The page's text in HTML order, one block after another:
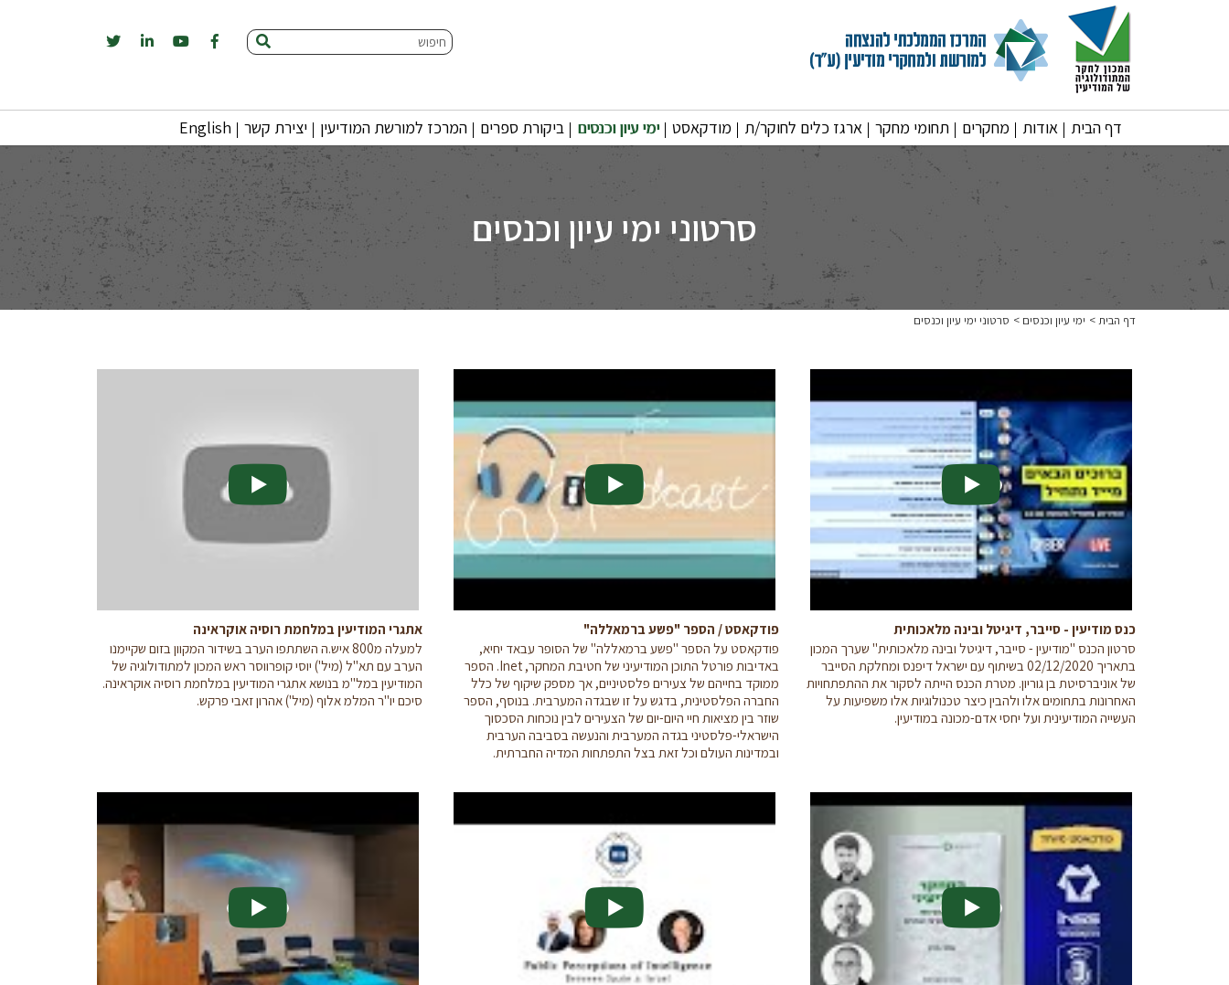
חיפוש
דף הבית אודות מחקרים תחומי מחקר ארגז כלים לחוקר/ת מודקאסט ימי עיון וכנסים ביקורת ספרים המרכז למורשת המודיעין יצירת קשר English
סרטוני ימי עיון וכנסים
דף הבית ימי עיון וכנסים סרטוני ימי עיון וכנסים
כנס מודיעין - סייבר, דיגיטל ובינה מלאכותית
סרטון הכנס "מודיעין - סייבר, דיגיטל ובינה מלאכותית" שערך המכון
בתאריך 02/12/2020 בשיתוף עם ישראל דיפנס ומחלקת הסייבר
של אוניברסיטת בן גוריון. מטרת הכנס הייתה לסקור את ההתפתחויות
האחרונות בתחומים אלו ולהבין כיצר טכנולוגיות אלו משפיעות על
העשייה המודיעינית ועל יחסי אדם-מכונה במודיעין.
פודקאסט / הספר "פשע ברמאללה"
פודקאסט על הספר "פשע ברמאללה" של הסופר עבאד יחיא,
באדיבות פורטל התוכן המודיעיני של חטיבת המחקר, Inet. הספר
ממוקד בחייהם של צעירים פלסטיניים, אך מספק שיקוף של כלל
החברה הפלסטינית, בדגש על זו שבגדה המערבית. בנוסף, הספר
שוזר בין מציאות חיי היום-יום של הצעירים לבין נוכחות הסכסוך
הישראלי-פלסטיני בגדה המערבית והנעשה בסביבה הערבית
ובמדינות העולם וכל זאת בצל התפתחות המדיה החברתית.
אתגרי המודיעין במלחמת רוסיה אוקראינה
למעלה מ800 איש.ה השתתפו הערב בשידור המקוון בזום שקיימנו
הערב עם תא"ל (מיל') יוסי קופרווסר ראש המכון למתודולוגיה של
המודיעין במל"מ בנושא אתגרי המודיעין במלחמת רוסיה אוקראינה.
סיכם יו"ר המלמ אלוף (מיל') אהרון זאבי פרקש.